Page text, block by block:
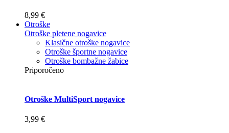
8,99 €
Otroške
Otroške pletene nogavice
Klasične otroške nogavice
Otroške športne nogavice
Otroške bombažne žabice
Priporočeno
Otroške MultiSport nogavice
3,99 €